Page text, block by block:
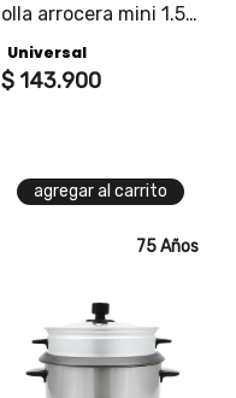
olla arrocera mini 1.5
Universal
$ 143.900
agregar al carrito
75 Años